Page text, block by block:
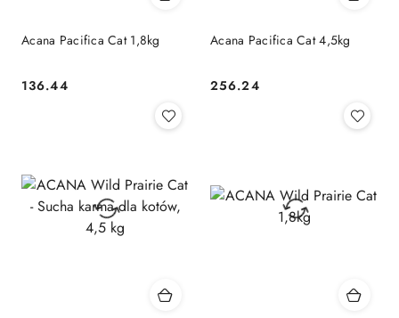
Acana Pacifica Cat 1,8kg
Cena:
136.44
Acana Pacifica Cat 4,5kg
Cena:
256.24